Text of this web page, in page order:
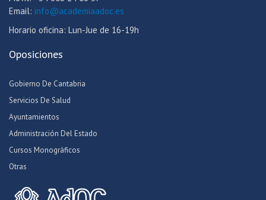
Email: info@academiaadoc.es
Horario oficina: Lun-Jue de 16-19h
Oposiciones
Gobierno De Cantabria
Servicios De Salud
Ayuntamientos
Administración Del Estado
Cursos Monográficos
Otras